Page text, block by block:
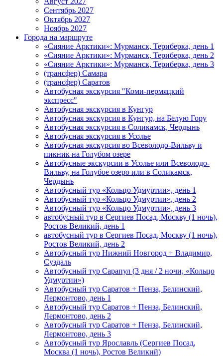
Сентябрь 2027
Октябрь 2027
Ноябрь 2027
Города на маршруте
«Сияние Арктики»: Мурманск, Териберка, день 1
«Сияние Арктики»: Мурманск, Териберка, день 2
«Сияние Арктики»: Мурманск, Териберка, день 3
(трансфер) Самара
(трансфер) Саратов
Автобусная экскурсия "Коми-пермяцкий
экспресс"
Автобусная экскурсия в Кунгур
Автобусная экскурсия в Кунгур, на Белую Гору
Автобусная экскурсия в Соликамск, Чердынь
Автобусная экскурсия в Усолье
Автобусная экскурсия во Всеволодо-Вильву и
пикник на Голубом озере
Автобусные экскурсии в Усолье или Всеволодо-
Вильву, на Голубое озеро или в Соликамск,
Чердынь
Автобусный тур «Кольцо Удмуртии», день 1
Автобусный тур «Кольцо Удмуртии», день 2
Автобусный тур «Кольцо Удмуртии», день 3
автобусный тур в Сергиев Посад, Москву (1 ночь),
Ростов Великий, день 1
автобусный тур в Сергиев Посад, Москву (1 ночь),
Ростов Великий, день 2
Автобусный тур Нижний Новгород + Владимир,
Суздаль
Автобусный тур Сарапул (3 дня / 2 ночи, «Кольцо
Удмуртии»)
Автобусный тур Саратов + Пенза, Белинский,
Лермонтово, день 1
Автобусный тур Саратов + Пенза, Белинский,
Лермонтово, день 2
Автобусный тур Саратов + Пенза, Белинский,
Лермонтово, день 3
Автобусный тур Ярославль (Сергиев Посад,
Москва (1 ночь), Ростов Великий)